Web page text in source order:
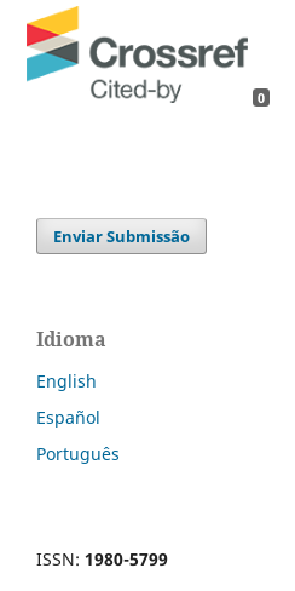
0
Enviar Submissão
Idioma
English
Español
Português
ISSN: 1980-5799